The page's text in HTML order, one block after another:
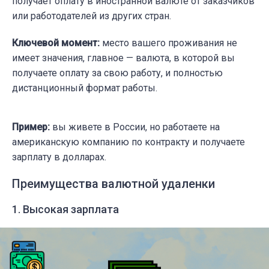
или работодателей из других стран.
Ключевой момент: место вашего проживания не
имеет значения, главное — валюта, в которой вы
получаете оплату за свою работу, и полностью
дистанционный формат работы.
Пример: вы живете в России, но работаете на
американскую компанию по контракту и получаете
зарплату в долларах.
Преимущества валютной удаленки
1. Высокая зарплата